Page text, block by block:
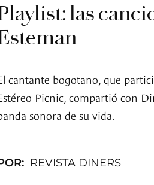
las
cantante bogotano, que
Picnic, compartió con
sonora de su vida.
REVISTA DINERS